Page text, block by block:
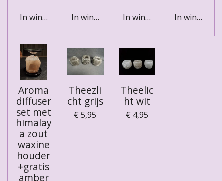
In winkelwagenIn winkelwagenIn winkelwagen
In
Aroma
diffuser
set met
himalay
a zout
waxine
houder
+gratis
amber
Theezli
cht grijs
€ 5,95
Theelic
ht wit
€ 4,95